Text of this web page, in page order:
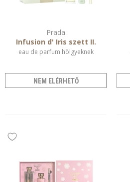
Prada
Infusion d' Iris szett II.
eau de parfum hölgyeknek
NEM ELÉRHETŐ